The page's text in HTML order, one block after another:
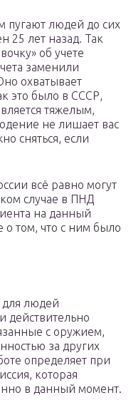
пугают людей до сих
25 лет назад. Так
об учете
заменили
охватывает
это было в СССР,
тяжелым,
не лишает вас
сняться, если
всё равно могут
случае в ПНД
на данный
о том, что с ним было
людей
действительно
с оружием,
за других
определяет при
которая
в данный момент.